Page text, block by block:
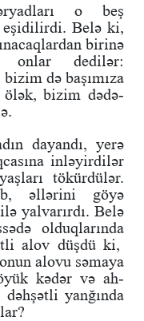
o beş
eşidilirdi. Belə ki,
birinə
onlar dedilər:
də başımıza
bizim dədə-
dayandı, yerə
inləyirdilər
tökürdülər.
əllərini göyə
yalvarırdı. Belə
olduqlarında
alov düşdü ki,
alovu səmaya
kədər və ah-
yanğında